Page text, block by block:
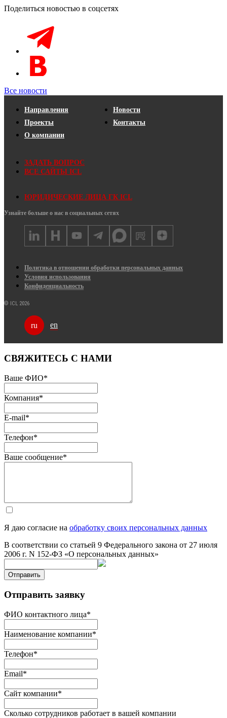
Поделиться новостью в соцсетях
Все новости
Направления
Проекты
О компании
Новости
Контакты
ЗАДАТЬ ВОПРОС
ВСЕ САЙТЫ ICL
ЮРИДИЧЕСКИЕ ЛИЦА ГК ICL
Узнайте больше о нас в социальных сетях
Политика в отношении обработки персональных данных
Условия использования
Конфиденциальность
© ICL 2026
ru en
СВЯЖИТЕСЬ С НАМИ
Ваше ФИО*
Компания*
E-mail*
Телефон*
Ваше сообщение*
Я даю согласие на обработку своих персональных данных
В соответствии со статьей 9 Федерального закона от 27 июля
2006 г. N 152-ФЗ «О персональных данных»
Отправить
Отправить заявку
ФИО контактного лица*
Наименование компании*
Телефон*
Email*
Сайт компании*
Сколько сотрудников работает в вашей компании